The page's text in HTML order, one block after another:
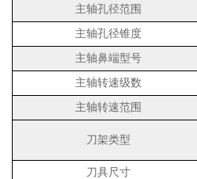
主轴孔径范围
主轴孔径锥度
主轴鼻端型号
主轴转速级数
主轴转速范围
刀架类型
刀具尺寸